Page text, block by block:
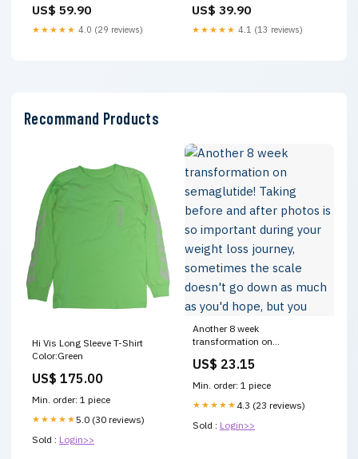
US$ 59.90
★★★★★ 4.0 (29 reviews)
US$ 39.90
★★★★★ 4.1 (13 reviews)
Recommand Products
Hi Vis Long Sleeve T-Shirt
Color:Green
US$ 175.00
Min. order: 1 piece
★★★★★5.0 (30 reviews)
Sold : Login>>
Another 8 week
transformation on
and after photos is so
important during your weight
loss journey, sometimes the
scale doesn't go down as
US$ 23.15
Min. order: 1 piece
★★★★★ 4.3 (23 reviews)
Sold : Login>>